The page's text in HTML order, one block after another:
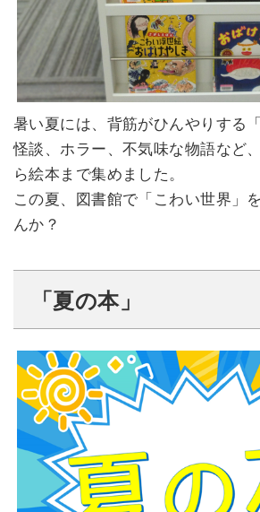
暑い夏には、背筋がひんやりする
怪談、ホラー、不気味な物語など、
ら絵本まで集めました。
この夏、図書館で「こわい世界」
んか？
「夏の本」